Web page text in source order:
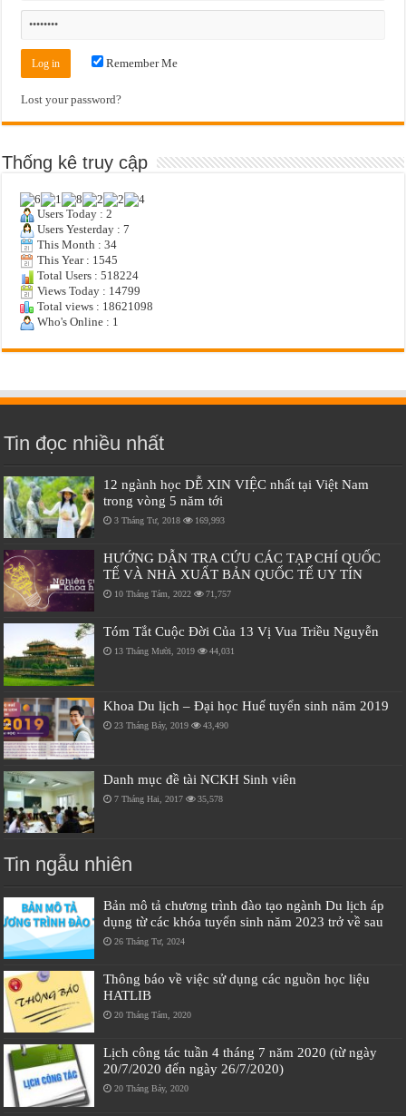
Remember Me
Lost your password?
Thống kê truy cập
Users Today : 2
Users Yesterday : 7
This Month : 34
This Year : 1545
Total Users : 518224
Views Today : 14799
Total views : 18621098
Who's Online : 1
Tin đọc nhiều nhất
12 ngành học DỄ XIN VIỆC nhất tại Việt Nam
trong vòng 5 năm tới
3 Tháng Tư, 2018 169,993
HƯỚNG DẪN TRA CỨU CÁC TẠP CHÍ QUỐC
TẾ VÀ NHÀ XUẤT BẢN QUỐC TẾ UY TÍN
10 Tháng Tám, 2022 71,757
Tóm Tắt Cuộc Đời Của 13 Vị Vua Triều Nguyễn
13 Tháng Mười, 2019 44,031
Khoa Du lịch – Đại học Huế tuyển sinh năm 2019
23 Tháng Bảy, 2019 43,490
Danh mục đề tài NCKH Sinh viên
7 Tháng Hai, 2017 35,578
Tin ngẫu nhiên
Bản mô tả chương trình đào tạo ngành Du lịch áp
dụng từ các khóa tuyển sinh năm 2023 trở về sau
26 Tháng Tư, 2024
Thông báo về việc sử dụng các nguồn học liệu
HATLIB
20 Tháng Tám, 2020
Lịch công tác tuần 4 tháng 7 năm 2020 (từ ngày
20/7/2020 đến ngày 26/7/2020)
20 Tháng Bảy, 2020